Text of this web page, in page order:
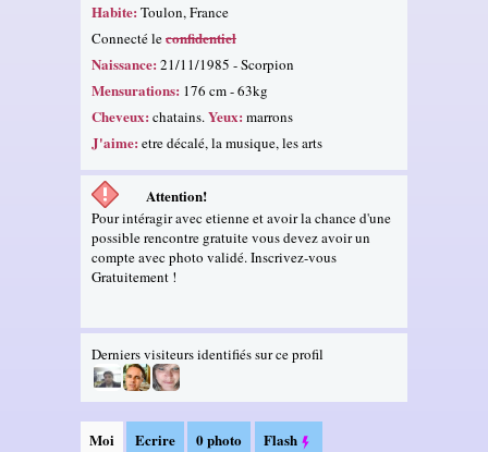
Habite: Toulon, France
Connecté leconfidentiel
Naissance: 21/11/1985 - Scorpion
Mensurations: 176 cm - 63kg
Cheveux: chatains.Yeux: marrons
J'aime: etre décalé, la musique, les arts
Attention!
Pour intéragir avec etienne et avoir la chance d'une
possible rencontre gratuite vous devez avoir un
compte avec photo validé. Inscrivez-vous
Gratuitement !
Derniers visiteurs identifiés sur ce profil
Moi Ecrire 0 photo Flash